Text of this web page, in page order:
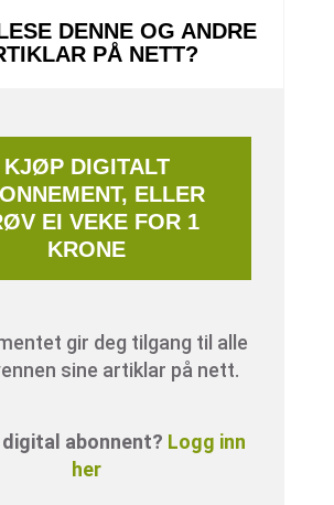
DENNE OG ANDRE
PÅ NETT?
KJØP DIGITALT
ELLER
EI VEKE FOR 1
KRONE
gir deg tilgang til alle
sine artiklar på nett.
abonnent? Logg inn
her